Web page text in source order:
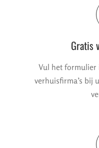
Gratis
Vul het formulier
verhuisfirma’s bij